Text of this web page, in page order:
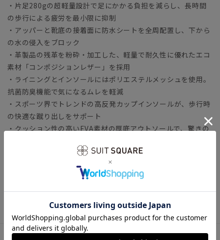
・片足280gの超軽量設計で足にかかる負担を減らし、長時間
の歩行による疲労を最小限に抑制
・アッパーと靴底の接着面に防水シートを全周配置し、下から
の水の侵入をブロック
・革製品の残革を粉砕・加工した、軽量で耐久性に優れたエコ
素材「コンポジションレザー」を採用
・ライニングとインソールにはポリエステルメッシュを使用。
抗菌防臭機能で気になるムレを軽減
・スポーツ界でトレンドの高反発カップインソールが、歩行時
の快適な蹴り出しをサポート
・クッション性の高いEVA素材の厚底アウトソールで、驚きの
ビジネスシューズの選び方を知りたい方は...
◆スーツに合うビジネスシューズ12選｜基本の一足をご紹介